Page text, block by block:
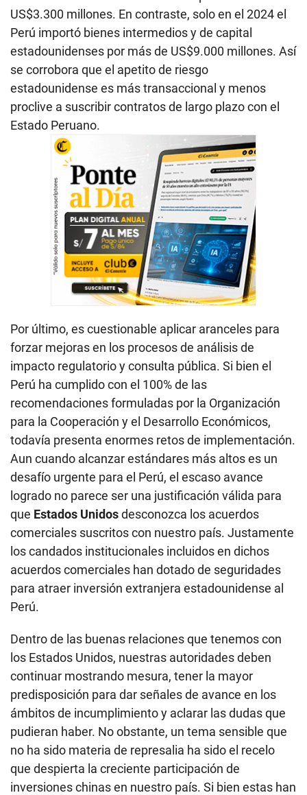
US$3.300 millones. En contraste, solo en el 2024 el
Perú importó bienes intermedios y de capital
estadounidenses por más de US$9.000 millones. Así
se corrobora que el apetito de riesgo
estadounidense es más transaccional y menos
proclive a suscribir contratos de largo plazo con el
Estado Peruano.
Por último, es cuestionable aplicar aranceles para
forzar mejoras en los procesos de análisis de
impacto regulatorio y consulta pública. Si bien el
Perú ha cumplido con el 100% de las
recomendaciones formuladas por la Organización
para la Cooperación y el Desarrollo Económicos,
todavía presenta enormes retos de implementación.
Aun cuando alcanzar estándares más altos es un
desafío urgente para el Perú, el escaso avance
logrado no parece ser una justificación válida para
que Estados Unidosdesconozca los acuerdos
comerciales suscritos con nuestro país. Justamente
los candados institucionales incluidos en dichos
acuerdos comerciales han dotado de seguridades
para atraer inversión extranjera estadounidense al
Perú.
Dentro de las buenas relaciones que tenemos con
los Estados Unidos, nuestras autoridades deben
continuar mostrando mesura, tener la mayor
predisposición para dar señales de avance en los
ámbitos de incumplimiento y aclarar las dudas que
pudieran haber. No obstante, un tema sensible que
no ha sido materia de represalia ha sido el recelo
que despierta la creciente participación de
inversiones chinas en nuestro país. Si bien estas han